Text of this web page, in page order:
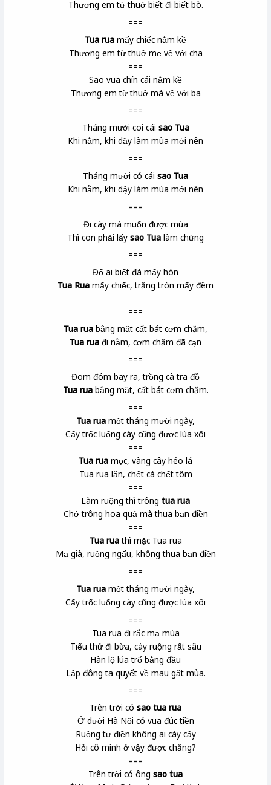
Thương em từ thuở biết đi biết bò.
===
Tua rua mấy chiếc nằm kề
Thương em từ thuở mẹ về với cha
===
Sao vua chín cái nằm kề
Thương em từ thuở má về với ba
===
Tháng mười coi cái sao Tua
Khi nằm, khi dậy làm mùa mới nên
===
Tháng mười có cái sao Tua
Khi nằm, khi dậy làm mùa mới nên
===
Đi cày mà muốn được mùa
Thì con phải lấy sao Tua làm chừng
===
Đố ai biết đá mấy hòn
Tua Rua mấy chiếc, trăng tròn mấy đêm
===
Tua rua bằng mặt cất bát cơm chăm,
Tua rua đi nằm, cơm chăm đã cạn
===
Đom đóm bay ra, trồng cà tra đỗ
Tua ruabằng mặt, cất bát cơm chăm.
===
Tua rua một tháng mười ngày,
Cấy trốc luống cày cũng được lúa xôi
===
Tua rua mọc, vàng cây héo lá
Tua rua lặn, chết cá chết tôm
===
Làm ruộng thì trông tua rua
Chớ trông hoa quả mà thua bạn điền
===
Tua ruathì mặc Tua rua
Mạ già, ruộng ngấu, không thua bạn điền
===
Tua rua một tháng mười ngày,
Cấy trốc luống cày cũng được lúa xôi
===
Tua rua đi rắc mạ mùa
Tiểu thửđi bừa, cày ruộng rất sâu
Hàn lộ lúa trổ bằng đầu
Lập đông ta quyết về mau gặt mùa.
===
Trên trời có sao tua rua
Ở dưới Hà Nội có vua đúc tiền
Ruộng tư điền không ai cày cấy
Hỏi cô mình ở vậy được chăng?
===
Trên trời có ông sao tua